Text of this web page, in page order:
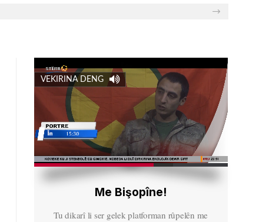
VEKIRINA DENG
Me Bişopîne!
Tu dikarî li ser gelek platforman rûpelên me